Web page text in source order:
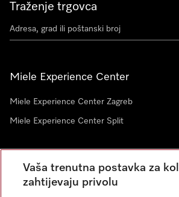
Traženje trgovca
Miele Experience Center
Miele Experience Center Zagreb
Miele Experience Center Split
Newsletter
Vaša trenutna postavka za
zahtijevaju privolu